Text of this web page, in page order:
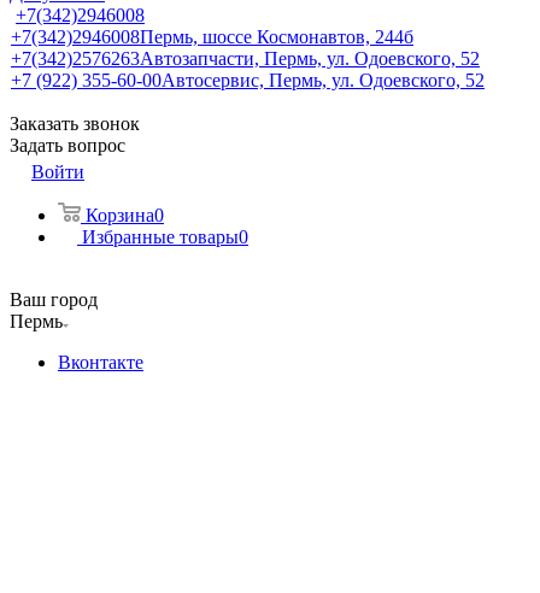
+7(342)2946008
+7(342)2946008Пермь, шоссе Космонавтов, 244б
+7(342)2576263Автозапчасти, Пермь, ул. Одоевского, 52
+7 (922) 355-60-00Автосервис, Пермь, ул. Одоевского, 52
Заказать звонок
Задать вопрос
Войти
Корзина0
Избранные товары0
Ваш город
Пермь
Вконтакте